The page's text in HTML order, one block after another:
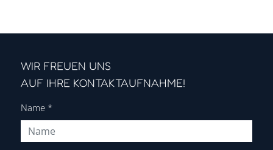
WIR FREUEN UNS
AUF IHRE KONTAKTAUFNAHME!
Name *